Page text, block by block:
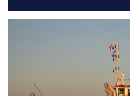
Normandie Tug services